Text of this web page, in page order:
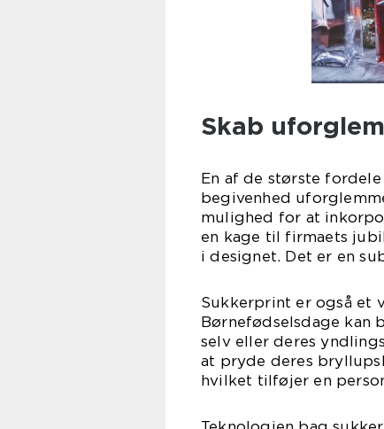
Skab
En af de største
begivenhed
mulighed for at
en kage til firmaets
i designet. Det er en
Sukkerprint er også et
Børnefødselsdage kan
selv eller deres
at pryde deres
hvilket tilføjer en